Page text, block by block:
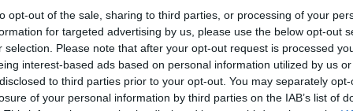
opt-out of the sale, sharing to third parties, or processing of your
for targeted advertising by us, please use the below opt-out
selection. Please note that after your opt-out request is processed
interest-based ads based on personal information utilized by us
to third parties prior to your opt-out. You may separately
of your personal information by third parties on the IAB’s list of
που δέχτηκε από εκείνη.
Γαλλίας, ηΣελέστε Αμαρίγια
χρησιμοποίησα τις ίδιες προσβολές
και Λατινοαμερικανή», απαιτεί